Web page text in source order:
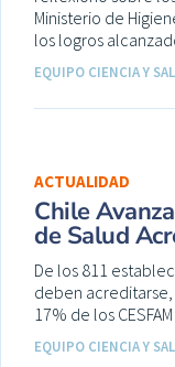
Ministerio de
los logros
EQUIPO CIENCIA Y
ACTUALIDAD
Chile
de Salud
De los 811
deben
17% de los
EQUIPO CIENCIA Y